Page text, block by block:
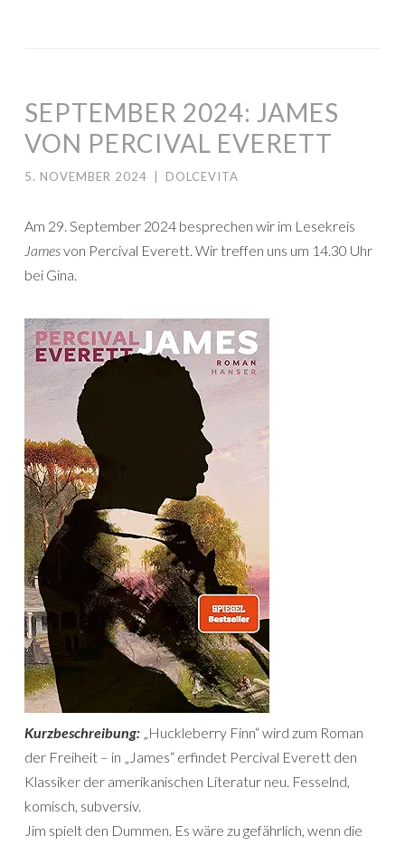
SEPTEMBER 2024: JAMES
VON PERCIVAL EVERETT
5. NOVEMBER 2024 DOLCEVITA
Am 29. September 2024 besprechen wir im Lesekreis
Jamesvon Percival Everett. Wir treffen uns um 14.30 Uhr
bei Gina.
Kurzbeschreibung: „Huckleberry Finn“ wird zum Roman
der Freiheit – in „James“ erfindet Percival Everett den
Klassiker der amerikanischen Literatur neu. Fesselnd,
komisch, subversiv.
Jim spielt den Dummen. Es wäre zu gefährlich, wenn die